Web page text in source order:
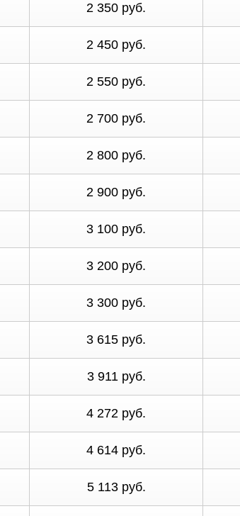
2 350 руб.
2 450 руб.
2 550 руб.
2 700 руб.
2 800 руб.
2 900 руб.
3 100 руб.
3 200 руб.
3 300 руб.
3 615 руб.
3 911 руб.
4 272 руб.
4 614 руб.
5 113 руб.